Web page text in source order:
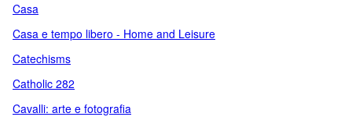
Casa
Casa e tempo libero - Home and Leisure
Catechisms
Catholic 282
Cavalli: arte e fotografia